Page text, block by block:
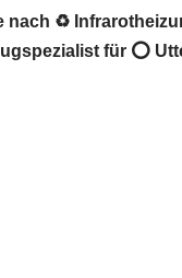
nach ♻
für ⭕